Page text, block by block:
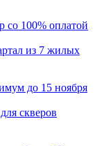
со 100% оплатой
из 7 жилых
до 15 ноября
скверов